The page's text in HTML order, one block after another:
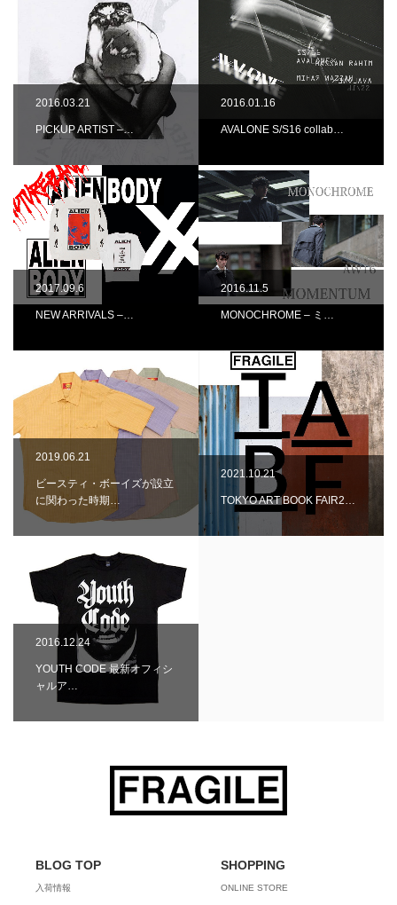
2016.03.21
PICKUP ARTIST –…
2016.01.16
AVALONE S/S16 collab…
2017.09.6
NEW ARRIVALS –…
2016.11.5
MONOCHROME – ミ…
2019.06.21
ビースティ・ボーイズが設立
に関わった時期…
2021.10.21
TOKYO ART BOOK FAIR2…
2016.12.24
YOUTH CODE 最新オフィシ
ャルア…
BLOG TOP
入荷情報
SHOPPING
ONLINE STORE